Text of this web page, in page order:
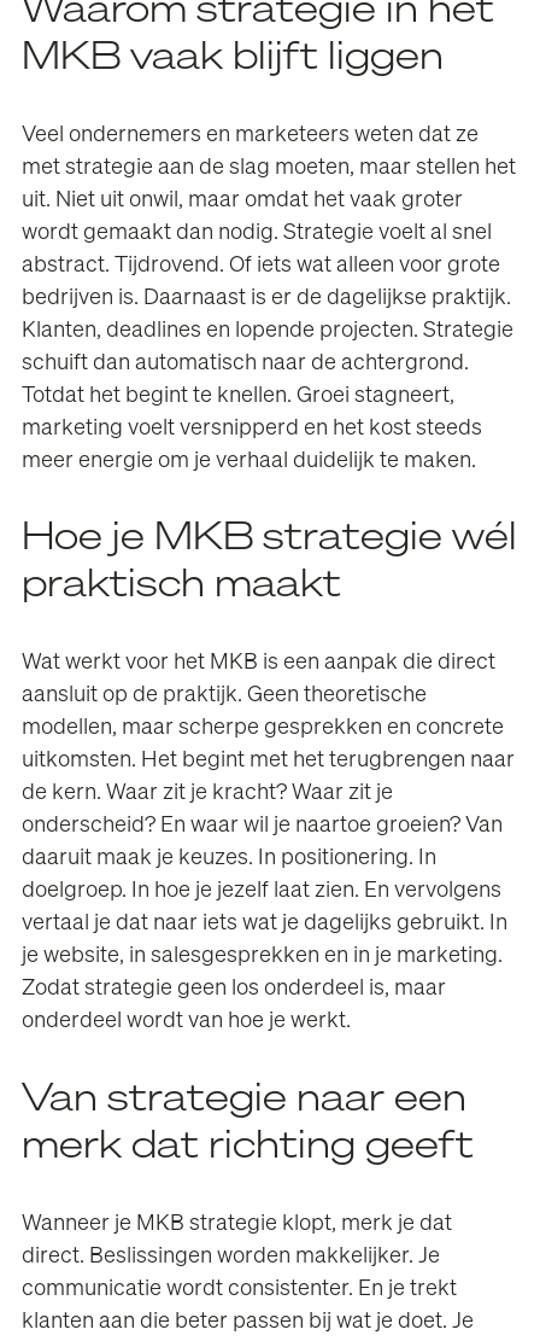
Waarom strategie in het
MKB vaak blijft liggen
Veel ondernemers en marketeers weten dat ze
met strategie aan de slag moeten, maar stellen het
uit. Niet uit onwil, maar omdat het vaak groter
wordt gemaakt dan nodig. Strategie voelt al snel
abstract. Tijdrovend. Of iets wat alleen voor grote
bedrijven is. Daarnaast is er de dagelijkse praktijk.
Klanten, deadlines en lopende projecten. Strategie
schuift dan automatisch naar de achtergrond.
Totdat het begint te knellen. Groei stagneert,
marketing voelt versnipperd en het kost steeds
meer energie om je verhaal duidelijk te maken.
Hoe je MKB strategie wél
praktisch maakt
Wat werkt voor het MKB is een aanpak die direct
aansluit op de praktijk. Geen theoretische
modellen, maar scherpe gesprekken en concrete
uitkomsten. Het begint met het terugbrengen naar
de kern. Waar zit je kracht? Waar zit je
onderscheid? En waar wil je naartoe groeien? Van
daaruit maak je keuzes. In positionering. In
doelgroep. In hoe je jezelf laat zien. En vervolgens
vertaal je dat naar iets wat je dagelijks gebruikt. In
je website, in salesgesprekken en in je marketing.
Zodat strategie geen los onderdeel is, maar
onderdeel wordt van hoe je werkt.
Van strategie naar een
merk dat richting geeft
Wanneer je MKB strategie klopt, merk je dat
direct. Beslissingen worden makkelijker. Je
communicatie wordt consistenter. En je trekt
klanten aan die beter passen bij wat je doet. Je